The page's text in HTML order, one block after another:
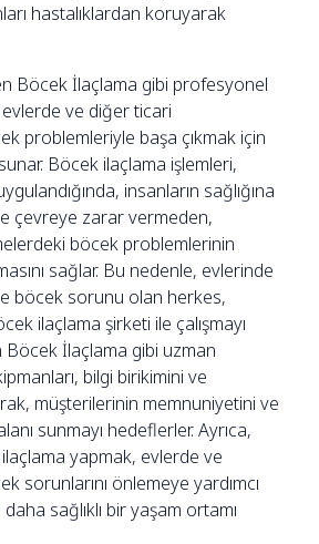
hastalıklardan koruyarak
Böcek İlaçlama gibi profesyonel
ve diğer ticari
problemleriyle başa çıkmak için
Böcek ilaçlama işlemleri,
insanların sağlığına
çevreye zarar vermeden,
böcek problemlerinin
sağlar. Bu nedenle, evlerinde
böcek sorunu olan herkes,
ilaçlama şirketi ile çalışmayı
Böcek İlaçlama gibi uzman
bilgi birikimini ve
müşterilerinin memnuniyetini ve
sunmayı hedeflerler. Ayrıca,
yapmak, evlerde ve
sorunlarını önlemeye yardımcı
sağlıklı bir yaşam ortamı